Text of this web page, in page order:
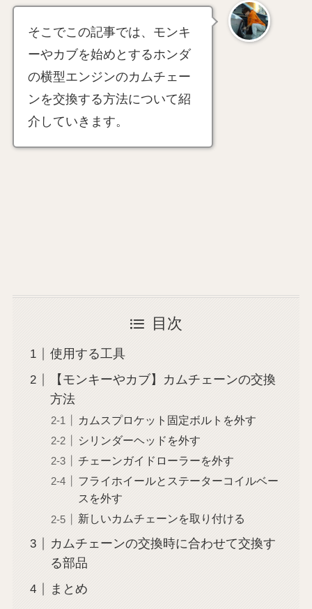
そこでこの記事では、モンキ
ーやカブを始めとするホンダ
の横型エンジンのカムチェー
ンを交換する方法について紹
介していきます。
目次
使用する工具
【モンキーやカブ】カムチェーンの交換
方法
カムスプロケット固定ボルトを外す
シリンダーヘッドを外す
チェーンガイドローラーを外す
フライホイールとステーターコイルベー
スを外す
新しいカムチェーンを取り付ける
カムチェーンの交換時に合わせて交換す
る部品
まとめ